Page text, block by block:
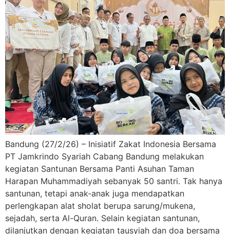
Bandung (27/2/26) – Inisiatif Zakat Indonesia Bersama
PT Jamkrindo Syariah Cabang Bandung melakukan
kegiatan Santunan Bersama Panti Asuhan Taman
Harapan Muhammadiyah sebanyak 50 santri. Tak hanya
santunan, tetapi anak-anak juga mendapatkan
perlengkapan alat sholat berupa sarung/mukena,
sejadah, serta Al-Quran. Selain kegiatan santunan,
dilanjutkan dengan kegiatan tausyiah dan doa bersama